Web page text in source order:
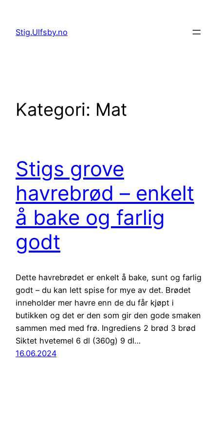
innhold
Stig.Ulfsby.no
Kategori: Mat
Stigs grove
havrebrød – enkelt
å bake og farlig
godt
Dette havrebrødet er enkelt å bake, sunt og farlig
godt – du kan lett spise for mye av det. Brødet
inneholder mer havre enn de du får kjøpt i
butikken og det er den som gir den gode smaken
sammen med med frø. Ingrediens 2 brød 3 brød
Siktet hvetemel 6 dl (360g) 9 dl…
16.06.2024